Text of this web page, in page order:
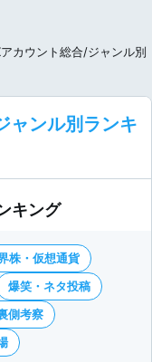
ウント総合/ジャンル別
ャンル別ランキ
キング
株・仮想通貨
爆笑・ネタ投稿
側考察